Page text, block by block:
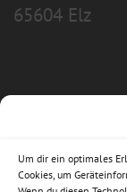
Um dir ein optimales
Cookies, um
65604 Elz
Allgemeine
Impressum